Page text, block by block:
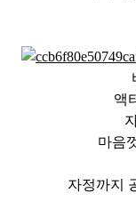
액
마음
자정까지